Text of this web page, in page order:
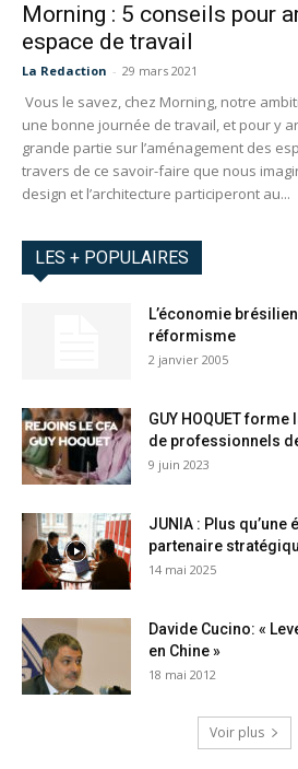
Morning : 5 conseils pour
espace de travail
La Redaction - 29 mars 2021
Vous le savez, chez Morning, notre
une bonne journée de travail, et pour y
grande partie sur l’aménagement des
travers de ce savoir-faire que nous
design et l’architecture participeront au...
LES + POPULAIRES
L’économie
réformisme
2 janvier 2005
GUY HOQUET
de professionnels
9 juin 2023
JUNIA : Plus qu’une
partenaire
14 mai 2025
Davide Cucino: «
en Chine »
18 mai 2012
Voir plus